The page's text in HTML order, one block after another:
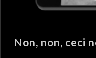
Non, non, ceci